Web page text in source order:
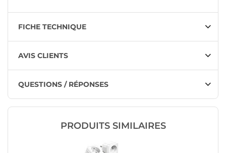
FICHE TECHNIQUE
AVIS CLIENTS
QUESTIONS / RÉPONSES
PRODUITS SIMILAIRES